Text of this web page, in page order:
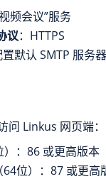
频会议”服务
议：HTTPS
默认 SMTP 服务
Linkus 网页端：
：86 或更高版本
位）：87 或更高